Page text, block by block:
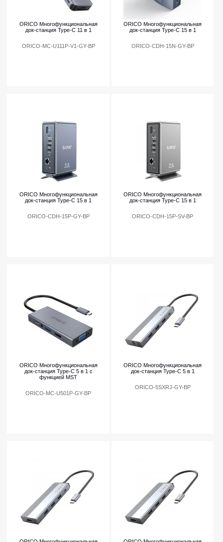
ORICO Многофункциональная
док-станция Type-C 11 в 1
ORICO-MC-U111P-V1-GY-BP
ORICO Многофункциональная
док-станция Type-C 15 в 1
ORICO-CDH-15N-GY-BP
ORICO Многофункциональная
док-станция Type-C 15 в 1
ORICO-CDH-15P-GY-BP
ORICO Многофункциональная
док-станция Type-C 15 в 1
ORICO-CDH-15P-SV-BP
ORICO Многофункциональная
док-станция Type-C 5 в 1 с
функцией MST
ORICO-MC-U501P-GY-BP
ORICO Многофункциональная
док-станция Type-C 5 в 1
ORICO-5SXRJ-GY-BP